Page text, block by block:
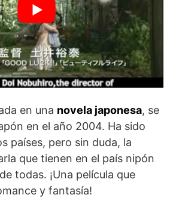
en una novela japonesa, se
en el año 2004. Ha sido
países, pero sin duda, la
que tienen en el país nipón
todas. ¡Una película que
y fantasía!